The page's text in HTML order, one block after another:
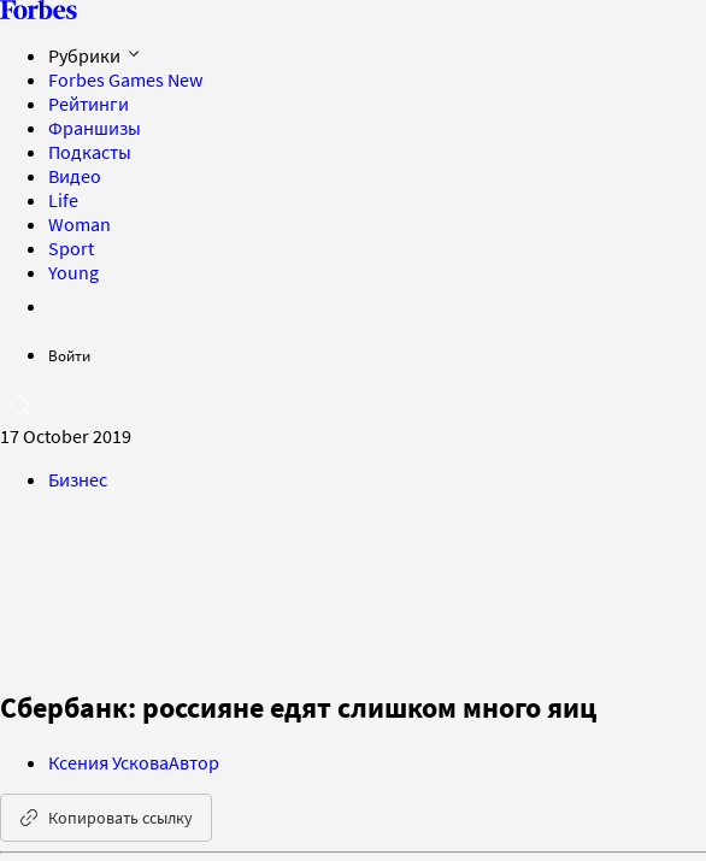
Рубрики
Forbes Games New
Рейтинги
Франшизы
Подкасты
Видео
Life
Woman
Sport
Young
Войти
17 October 2019
Бизнес
Сбербанк: россияне едят слишком много яиц
Ксения УсковаАвтор
Копировать ссылку